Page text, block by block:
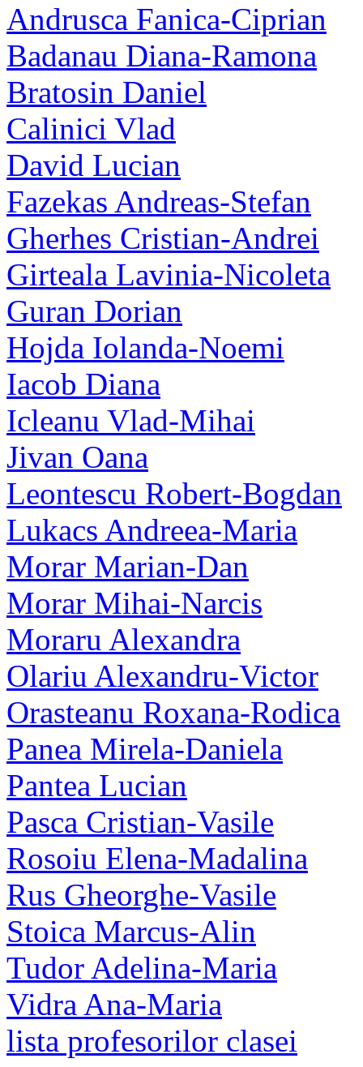
Andrusca Fanica-Ciprian
Badanau Diana-Ramona
Bratosin Daniel
Calinici Vlad
David Lucian
Fazekas Andreas-Stefan
Gherhes Cristian-Andrei
Girteala Lavinia-Nicoleta
Guran Dorian
Hojda Iolanda-Noemi
Iacob Diana
Icleanu Vlad-Mihai
Jivan Oana
Leontescu Robert-Bogdan
Lukacs Andreea-Maria
Morar Marian-Dan
Morar Mihai-Narcis
Moraru Alexandra
Olariu Alexandru-Victor
Orasteanu Roxana-Rodica
Panea Mirela-Daniela
Pantea Lucian
Pasca Cristian-Vasile
Rosoiu Elena-Madalina
Rus Gheorghe-Vasile
Stoica Marcus-Alin
Tudor Adelina-Maria
Vidra Ana-Maria
lista profesorilor clasei